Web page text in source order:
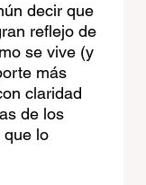
decir que
reflejo de
se vive (y
más
claridad
de los
que lo